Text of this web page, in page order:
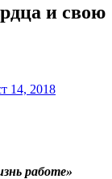
и свою
14, 2018
работе»